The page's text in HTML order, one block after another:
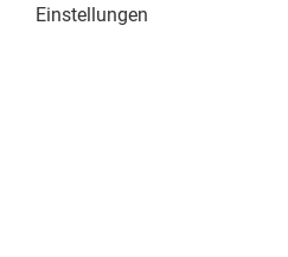
Einstellungen